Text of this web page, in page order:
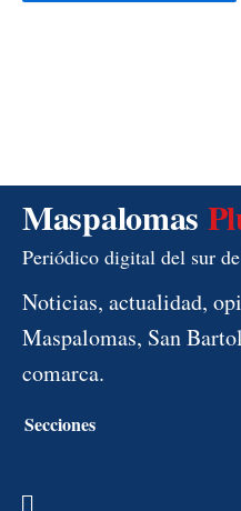
Maspalomas
Periódico digital del sur
Noticias, actualidad,
Maspalomas, San
comarca.
Secciones
Menú